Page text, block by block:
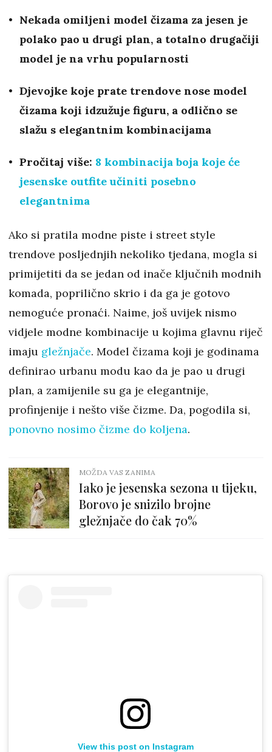
Nekada omiljeni model čizama za jesen je
polako pao u drugi plan, a totalno drugačiji
model je na vrhu popularnosti
Djevojke koje prate trendove nose model
čizama koji idzužuje figuru, a odlično se
slažu s elegantnim kombinacijama
Pročitaj više: 8 kombinacija boja koje će
jesenske outfite učiniti posebno
elegantnima
Ako si pratila modne piste i street style
trendove posljednjih nekoliko tjedana, mogla si
primijetiti da se jedan od inače ključnih modnih
komada, poprilično skrio i da ga je gotovo
nemoguće pronaći. Naime, još uvijek nismo
vidjele modne kombinacije u kojima glavnu riječ
imaju gležnjače. Model čizama koji je godinama
definirao urbanu modu kao da je pao u drugi
plan, a zamijenile su ga je elegantnije,
profinjenije i nešto više čizme. Da, pogodila si,
ponovno nosimo čizme do koljena.
MOŽDA VAS ZANIMA
Iako je jesenska sezona u tijeku,
Borovo je snizilo brojne
gležnjače do čak 70%
View this post on Instagram